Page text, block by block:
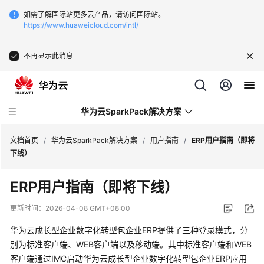
如需了解国际站更多云产品，请访问国际站。
https://www.huaweicloud.com/intl/
不再显示此消息
华为云SparkPack解决方案
品
介
用
户
文档首页 / 华为云SparkPack解决方案 / 用户指南 / ERP用户指南（即将
下线）
ERP用户指南（即将下线）
更新时间： 2026-04-08 GMT+08:00
华为云成长型企业数字化转型包企业ERP提供了三种登录模式，分
别为标准客户端、WEB客户端以及移动端。其中标准客户端和WEB
客户端通过IMC启动华为云成长型企业数字化转型包企业ERP应用